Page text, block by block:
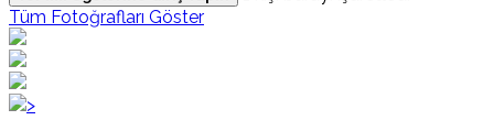
Tüm Fotoğrafları Göster
>